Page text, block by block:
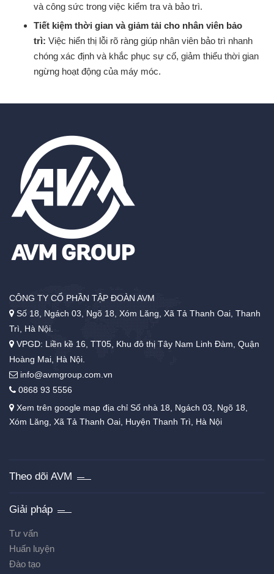
và công sức trong việc kiểm tra và bảo trì.
Tiết kiệm thời gian và giảm tải cho nhân viên bảo
trì: Việc hiển thị lỗi rõ ràng giúp nhân viên bảo trì nhanh
chóng xác định và khắc phục sự cố, giảm thiểu thời gian
ngừng hoạt động của máy móc.
CÔNG TY CỔ PHẦN TẬP ĐOÀN AVM
Số 18, Ngách 03, Ngõ 18, Xóm Lăng, Xã Tả Thanh Oai, Thanh
Trì, Hà Nội.
VPGD: Liền kề 16, TT05, Khu đô thị Tây Nam Linh Đàm, Quận
Hoàng Mai, Hà Nội.
info@avmgroup.com.vn
0868 93 5556
Xem trên google map địa chỉ Số nhà 18, Ngách 03, Ngõ 18,
Xóm Lăng, Xã Tả Thanh Oai, Huyện Thanh Trì, Hà Nội
Theo dõi AVM
Giải pháp
Tư vấn
Huấn luyện
Đào tạo